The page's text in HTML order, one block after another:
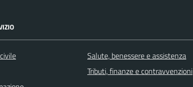
Salute, benessere e assistenza
Tributi, finanze e contravvenzioni